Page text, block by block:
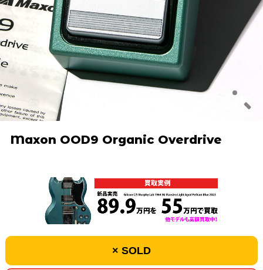
Maxon OOD9 Organic Overdrive
× SOLD